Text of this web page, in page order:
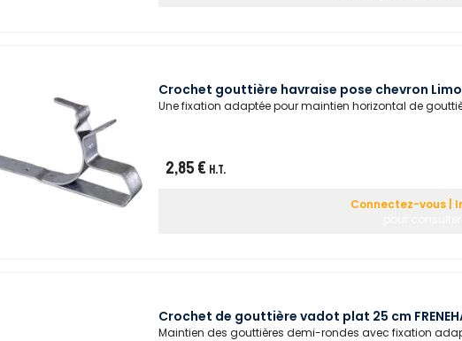
Crochet gouttière havraise pose chevron
Une fixation adaptée pour maintien horizontal de
2,85 € H.T.
Connectez-vous |
Crochet de gouttière vadot plat 25 cm
Maintien des gouttières demi-rondes avec fixation